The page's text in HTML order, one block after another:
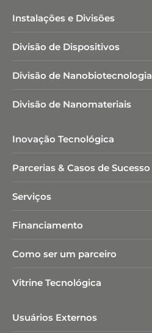
Instalações e Divisões
Divisão de Dispositivos
Divisão de Nanobiotecnologia​
Divisão de Nanomateriais
Inovação Tecnológica
Parcerias & Casos de Sucesso
Serviços
Financiamento
Como ser um parceiro
Vitrine Tecnológica
Usuários Externos